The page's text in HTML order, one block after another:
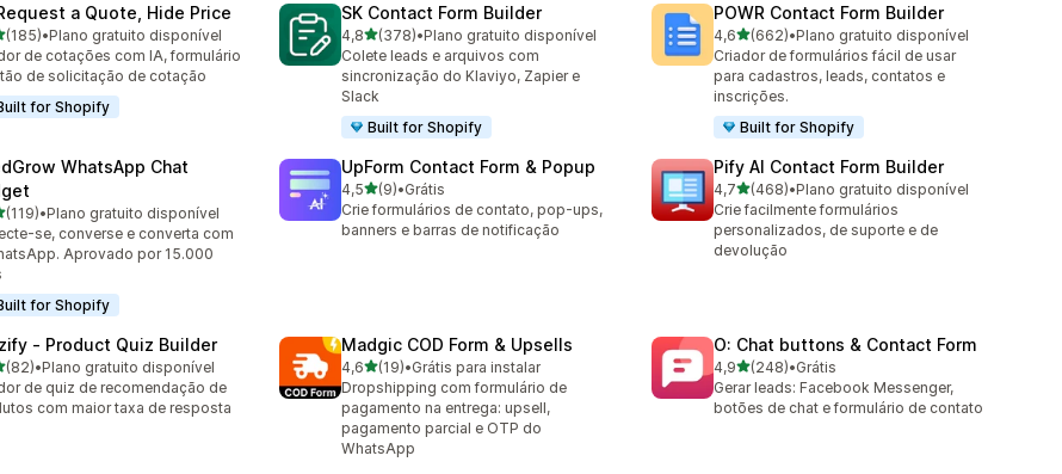
a Quote, Hide Price
5 estrelas
(185) ao todo
•Plano gratuito disponível
de cotações com IA, formulário
de solicitação de cotação
for Shopify
SK Contact Form Builder
4,8de 5 estrelas
(378)
378 avaliações ao todo
•Plano gratuito disponível
Colete leads e arquivos com
sincronização do Klaviyo, Zapier e
Slack
Built for Shopify
POWR Contact Form Builder
4,6de 5 estrelas
(662)
662 avaliações ao todo
•Plano gratuito disponível
Criador de formulários fácil de usar
para cadastros, leads, contatos e
inscrições.
Built for Shopify
WhatsApp Chat
5 estrelas
(119) ao todo
•Plano gratuito disponível
se, converse e converta com
Aprovado por 15.000
for Shopify
UpForm Contact Form & Popup
4,5de 5 estrelas
(9)
9 avaliações ao todo
•Grátis
Crie formulários de contato, pop-ups,
banners e barras de notificação
Pify AI Contact Form Builder
4,7de 5 estrelas
(468)
468 avaliações ao todo
•Plano gratuito disponível
Crie facilmente formulários
personalizados, de suporte e de
devolução
‑ Product Quiz Builder
5 estrelas
(82) ao todo
•Plano gratuito disponível
de quiz de recomendação de
com maior taxa de resposta
Madgic COD Form & Upsells
4,6de 5 estrelas
(19)
19 avaliações ao todo
•Grátis para instalar
Dropshipping com formulário de
pagamento na entrega: upsell,
pagamento parcial e OTP do
WhatsApp
O: Chat buttons & Contact Form
4,9de 5 estrelas
(248)
248 avaliações ao todo
•Grátis
Gerar leads: Facebook Messenger,
botões de chat e formulário de contato